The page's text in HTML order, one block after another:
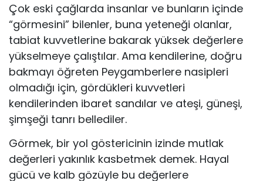
Çok eski çağlarda insanlar ve bunların içinde
“görmesini” bilenler, buna yeteneği olanlar,
tabiat kuvvetlerine bakarak yüksek değerlere
yükselmeye çalıştılar. Ama kendilerine, doğru
bakmayı öğreten Peygamberlere nasipleri
olmadığı için, gördükleri kuvvetleri
kendilerinden ibaret sandılar ve ateşi, güneşi,
şimşeği tanrı bellediler.
Görmek, bir yol göstericinin izinde mutlak
değerleri yakınlık kasbetmek demek. Hayal
gücü ve kalb gözüyle bu değerlere